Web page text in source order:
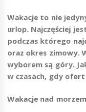
Wakacje to nie
urlop. Najczęściej
podczas którego
oraz okres zimowy.
wyborem są góry.
w czasach, gdy
Wakacje nad